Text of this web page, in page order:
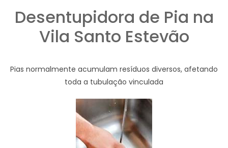
Desentupidora de Pia na
Vila Santo Estevão
Pias normalmente acumulam resíduos diversos, afetando
toda a tubulação vinculada